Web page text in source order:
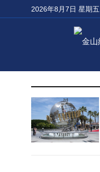
2026年8月7日 星期五